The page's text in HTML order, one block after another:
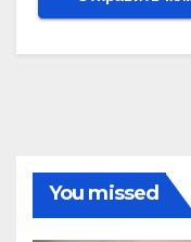
You missed